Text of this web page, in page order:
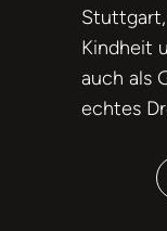
Kindheit
auch als
echtes